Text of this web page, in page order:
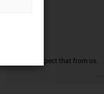
You can expect that from us.